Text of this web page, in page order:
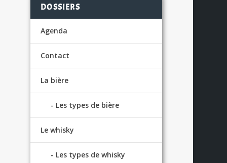
DOSSIERS
Agenda
Contact
La bière
Les types de bière
Le whisky
Les types de whisky